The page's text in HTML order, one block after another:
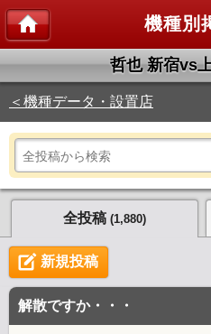
機種別
哲也 新宿vs
＜機種データ・設置店
全投稿 (1,880)
新規投稿
解散ですか・・・